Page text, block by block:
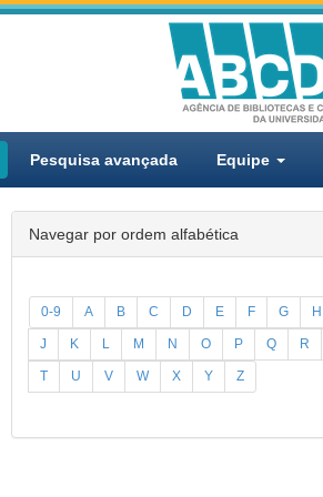
Pesquisa avançada Equipe
Navegar por ordem alfabética
0-9 A B C D E F G H
J K L M N O P Q R
T U V W X Y Z